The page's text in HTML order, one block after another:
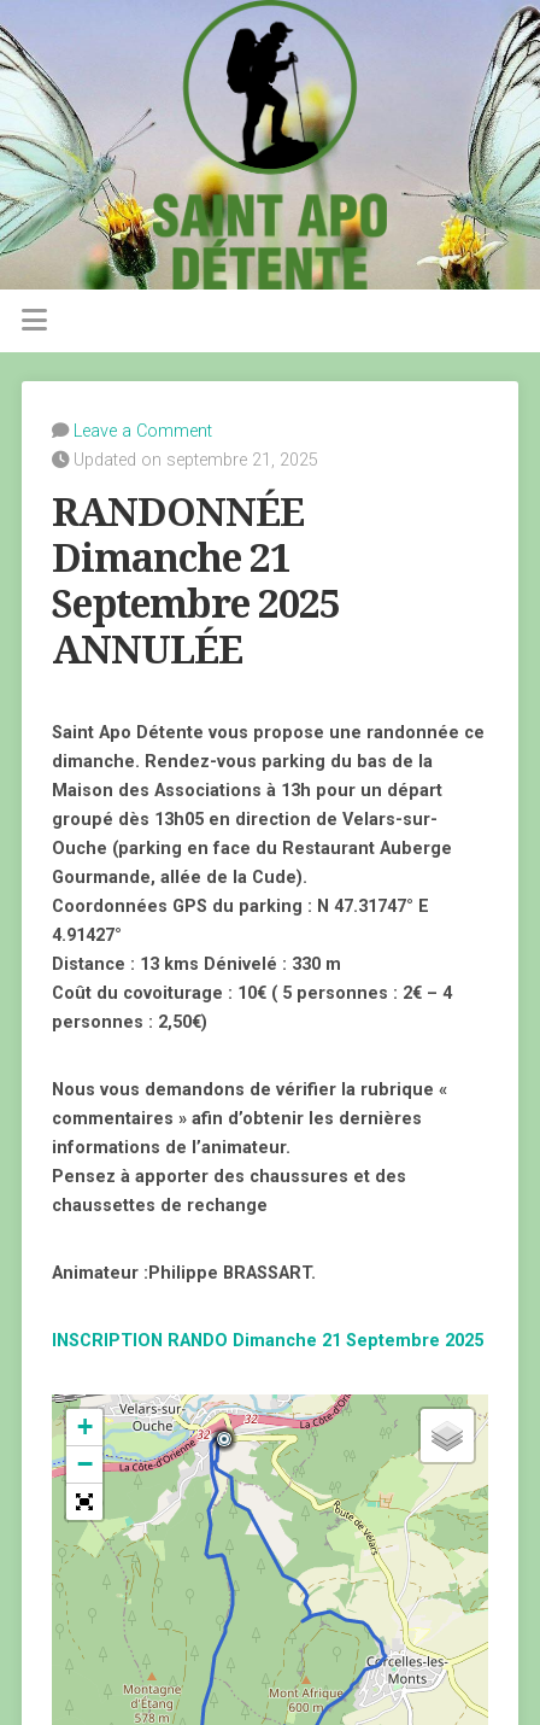
Leave a Comment
Updated on septembre 21, 2025
RANDONNÉE
Dimanche 21
Septembre 2025
ANNULÉE
Saint Apo Détente vous propose une randonnée ce
dimanche. Rendez-vous parking du bas de la
Maison des Associations à 13h pour un départ
groupé dès 13h05 en direction de Velars-sur-
Ouche (parking en face du Restaurant Auberge
Gourmande, allée de la Cude).
Coordonnées GPS du parking : N 47.31747° E
4.91427°
Distance : 13 kms Dénivelé : 330 m
Coût du covoiturage : 10€ ( 5 personnes : 2€ – 4
personnes : 2,50€)
Nous vous demandons de vérifier la rubrique «
commentaires » afin d’obtenir les dernières
informations de l’animateur.
Pensez à apporter des chaussures et des
chaussettes de rechange
Animateur :Philippe BRASSART.
INSCRIPTION RANDO Dimanche 21 Septembre 2025
+
−